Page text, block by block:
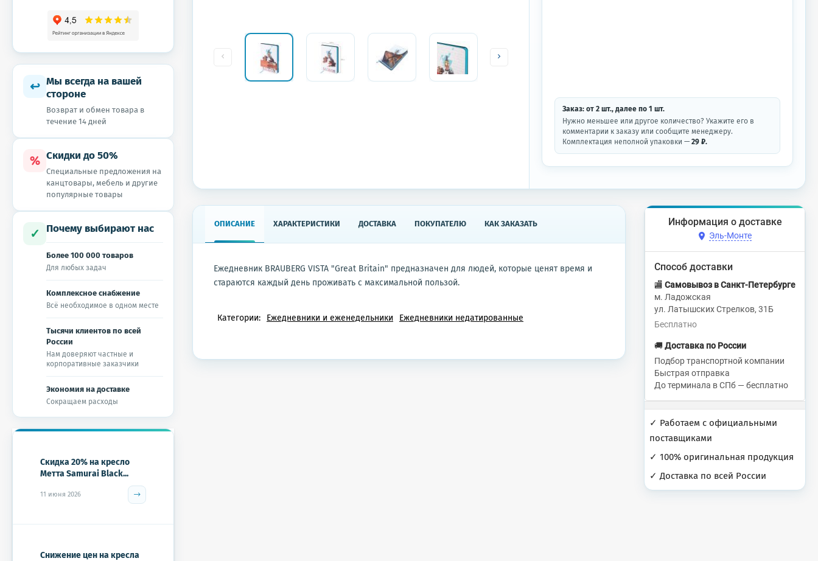
Заказ: от2 шт., далее по1 шт.
Нужно меньшее или другое количество? Укажите его в
комментарии к заказу или сообщите менеджеру.
Комплектация неполной упаковки —29 ₽.
ОПИСАНИЕ ХАРАКТЕРИСТИКИ ДОСТАВКА ПОКУПАТЕЛЮ КАК ЗАКАЗАТЬ
Ежедневник BRAUBERG VISTA "Great Britain" предназначен для людей, которые ценят время и
стараются каждый день проживать с максимальной пользой.
Категории: Ежедневники и еженедельники Ежедневники недатированные
Информация о доставке
Эль-Монте
Способ доставки
🏬 Самовывоз в Санкт-Петербурге
м. Ладожская
ул. Латышских Стрелков, 31Б
Бесплатно
🚚 Доставка по России
Подбор транспортной компании
Быстрая отправка
До терминала в СПб — бесплатно
✓ Работаем с официальными
поставщиками
✓ 100% оригинальная продукция
✓ Доставка по всей России
↩ Мы всегда на вашей
стороне
Возврат и обмен товара в
течение 14 дней
% Скидки до 50%
Специальные предложения на
канцтовары, мебель и другие
популярные товары
✓ Почему выбирают нас
Более 100 000 товаров
Для любых задач
Комплексное снабжение
Всё необходимое в одном месте
Тысячи клиентов по всей
России
Нам доверяют частные и
корпоративные заказчики
Экономия на доставке
Сокращаем расходы
Скидка 20% на кресло
Метта Samurai Black...
11 июня 2026
Снижение цен на кресла